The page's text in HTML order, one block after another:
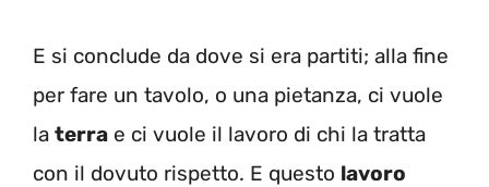
E si conclude da dove si era partiti; alla fine
per fare un tavolo, o una pietanza, ci vuole
la terra e ci vuole il lavoro di chi la tratta
con il dovuto rispetto. E questo lavoro